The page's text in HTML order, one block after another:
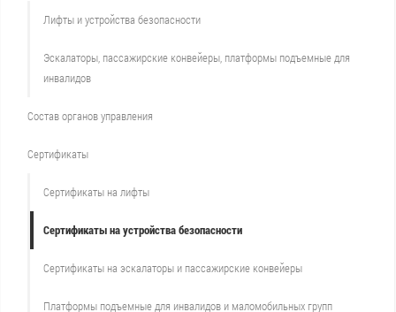
Лифты и устройства безопасности
Эскалаторы, пассажирские конвейеры, платформы подъемные для
инвалидов
Состав органов управления
Сертификаты
Сертификаты на лифты
Сертификаты на устройства безопасности
Сертификаты на эскалаторы и пассажирские конвейеры
Платформы подъемные для инвалидов и маломобильных групп